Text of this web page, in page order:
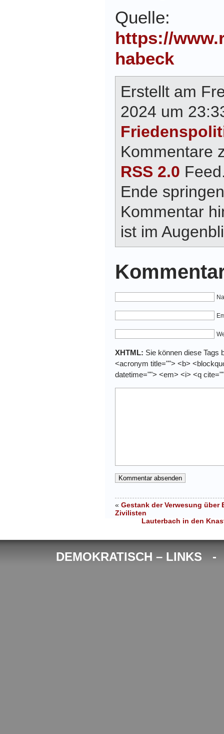
Quelle:
https://
habeck
Erstellt am
2024 um
Kommentare
RSS 2.0
Ende
Kommentar
ist im
XHTML: Sie können diese Tags
<acronym title=""> <b>
datetime=""> <em> <i> <q
« Gestank der Verwesung über
Zivilisten
Lauterbach in den
DEMOKRATISCH – LINKS